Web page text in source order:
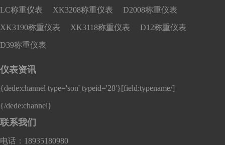
LC称重仪表 XK3208称重仪表 D2008称重仪表
XK3190称重仪表 XK3118称重仪表 D12称重仪表
D39称重仪表
仪表资讯
{dede:channel type='son' typeid='28'}[field:typename/]
{/dede:channel}
联系我们
电话：18935180980